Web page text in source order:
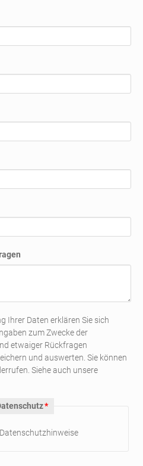
Ihrer Daten erklären Sie sich
zum Zwecke der
etwaiger Rückfragen
und auswerten. Sie können
Siehe auch unsere
*